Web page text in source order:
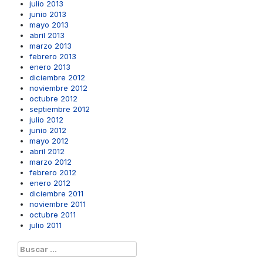
julio 2013
junio 2013
mayo 2013
abril 2013
marzo 2013
febrero 2013
enero 2013
diciembre 2012
noviembre 2012
octubre 2012
septiembre 2012
julio 2012
junio 2012
mayo 2012
abril 2012
marzo 2012
febrero 2012
enero 2012
diciembre 2011
noviembre 2011
octubre 2011
julio 2011
Buscar: